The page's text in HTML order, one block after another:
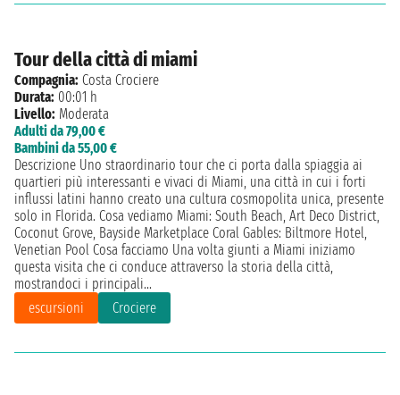
Tour della città di miami
Compagnia: Costa Crociere
Durata: 00:01 h
Livello: Moderata
Adulti da 79,00 €
Bambini da 55,00 €
Descrizione Uno straordinario tour che ci porta dalla spiaggia ai
quartieri più interessanti e vivaci di Miami, una città in cui i forti
influssi latini hanno creato una cultura cosmopolita unica, presente
solo in Florida. Cosa vediamo Miami: South Beach, Art Deco District,
Coconut Grove, Bayside Marketplace Coral Gables: Biltmore Hotel,
Venetian Pool Cosa facciamo Una volta giunti a Miami iniziamo
questa visita che ci conduce attraverso la storia della città,
mostrandoci i principali...
escursioni
Crociere